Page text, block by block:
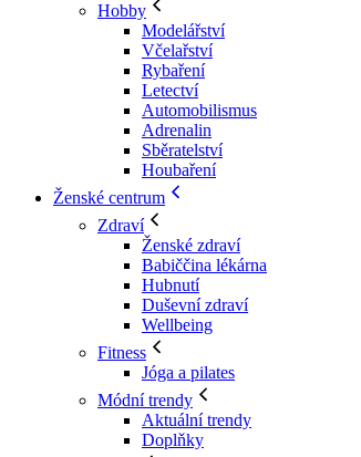
Hobby
Modelářství
Včelařství
Rybaření
Letectví
Automobilismus
Adrenalin
Sběratelství
Houbaření
Ženské centrum
Zdraví
Ženské zdraví
Babiččina lékárna
Hubnutí
Duševní zdraví
Wellbeing
Fitness
Jóga a pilates
Módní trendy
Aktuální trendy
Doplňky